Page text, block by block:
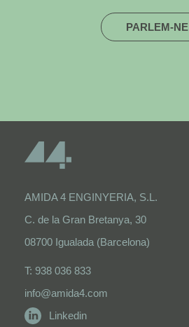
PARLEM-NE
AMIDA 4 ENGINYERIA, S.L.
C. de la Gran Bretanya, 30
08700 Igualada (Barcelona)
T: 938 036 833
info@amida4.com
Linkedin